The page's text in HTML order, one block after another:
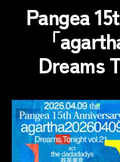
Pangea
「
Dreams